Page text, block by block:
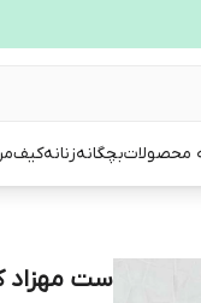
محصولاتبچگانهزنانهکیف
ست مهزاد کد